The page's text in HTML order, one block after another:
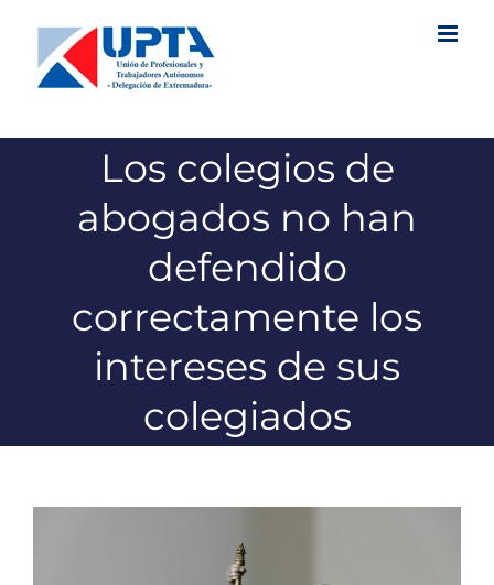
contenido
Los colegios de
abogados no han
defendido
correctamente los
intereses de sus
colegiados